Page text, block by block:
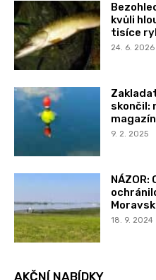
kvůli
tisíce
24. 6. 2026
skončil:
9. 2. 2025
NÁZOR:
18. 9. 2024
AKČNÍ NABÍDKY